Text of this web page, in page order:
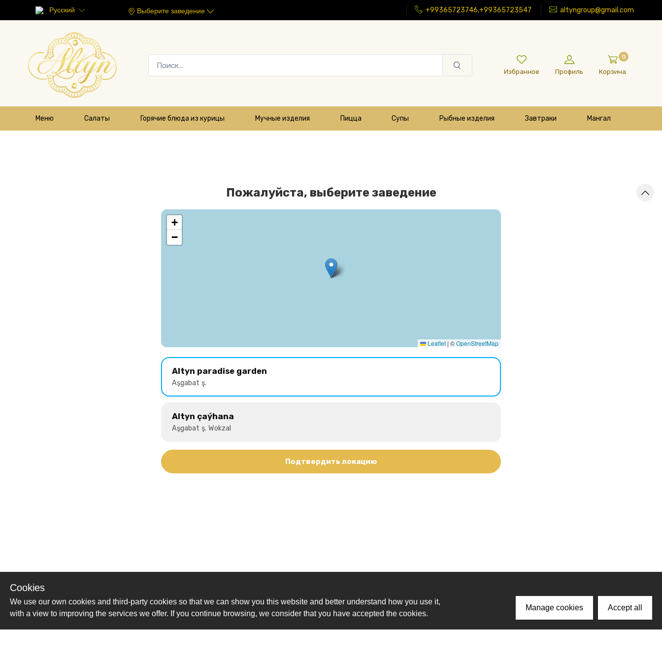
Русский Выберите заведение +99365723746,+99365723547 altyngroup@gmail.com
Избранное Профиль
0
Корзина
Меню Салаты Горячие блюда из курицы Мучные изделия Пицца Супы Рыбные изделия Завтраки Мангал
Пожалуйста, выберите заведение
+
−
Leaflet | ©OpenStreetMap
Altyn paradise garden
Aşgabat ş.
Altyn çaýhana
Aşgabat ş. Wokzal
Подтвердить локацию
Cookies
We use our own cookies and third-party cookies so that we can show you this website and better understand how you use it,
with a view to improving the services we offer. If you continue browsing, we consider that you have accepted the cookies.
Manage cookies Accept all